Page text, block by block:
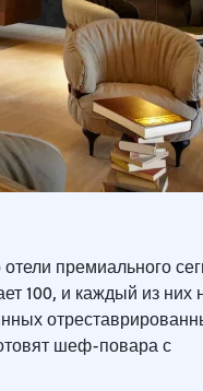
премиального
100, и каждый из них
шеф-повара с